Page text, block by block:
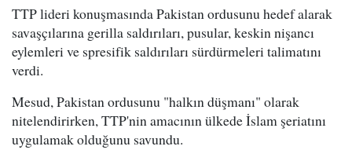
TTP lideri konuşmasında Pakistan ordusunu hedef alarak
savaşçılarına gerilla saldırıları, pusular, keskin nişancı
eylemleri ve spresifik saldırıları sürdürmeleri talimatını
verdi.
Mesud, Pakistan ordusunu "halkın düşmanı" olarak
nitelendirirken, TTP'nin amacının ülkede İslam şeriatını
uygulamak olduğunu savundu.